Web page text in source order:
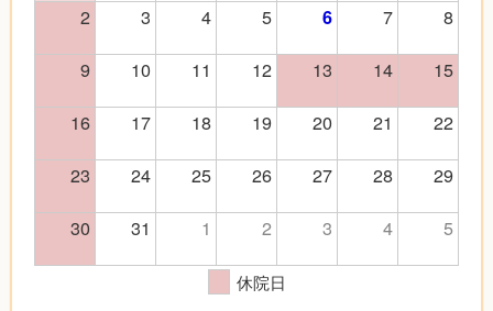
2
3 4 5 6 7
8
9
10 11 12 13 14
15
16
17 18 19 20 21
22
23
24 25 26 27 28
29
30
31 1 2 3 4 5
休院日